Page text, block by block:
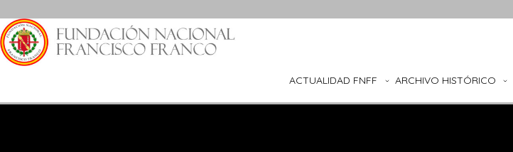
al
contenido
ACTUALIDAD FNFF ARCHIVO HISTÓRICO